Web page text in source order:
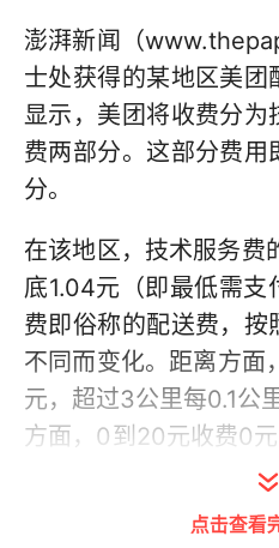
澎湃新闻（
士处获得的某地区美团
显示，美团将收费分为
费两部分。这部分费用
分。
在该地区，技术服务费
底1.04元（即最低需支
费即俗称的配送费，按
不同而变化。距离方面
元，超过3公里每0.1公
方面，0到20元收费0
收0.13元；时段方面，
1元，3点到6点每单加收
点击查看